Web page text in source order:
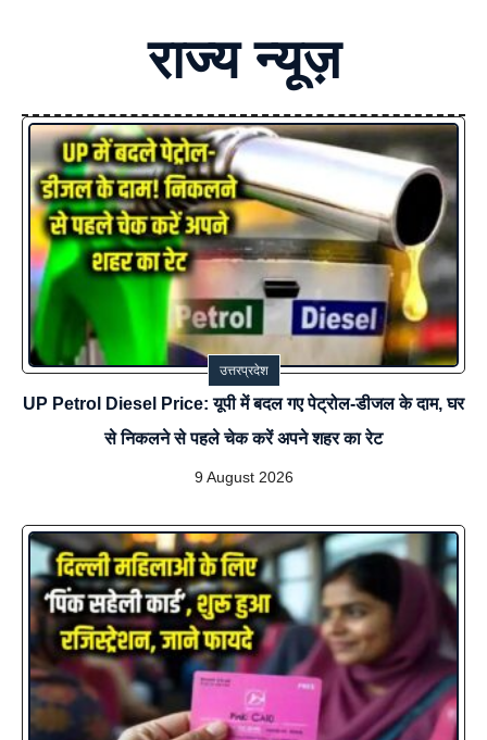
राज्यन्यूज़
उत्तरप्रदेश
UP Petrol Diesel Price: यूपी में बदल गए पेट्रोल-डीजल के दाम, घर
से निकलने से पहले चेक करें अपने शहर का रेट
9 August 2026